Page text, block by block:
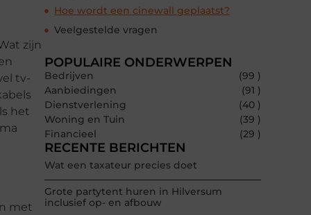
zijn
tv-
het
met
Hoe wordt een cinewall geplaatst?
Veelgestelde vragen
POPULAIRE ONDERWERPEN
Bedrijven
(99 )
Aanbiedingen
(91 )
Dienstverlening
(40 )
Woning en Tuin
(39 )
Financieel
(29 )
RECENTE BERICHTEN
Wat een taxateur precies doet
Grote partytent huren in Hilversum
inclusief op- en afbouw